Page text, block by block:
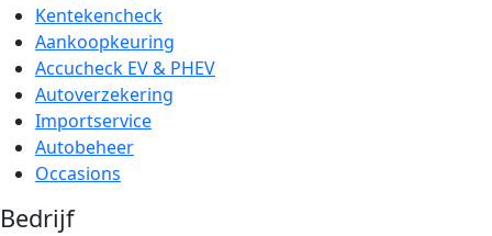
Kentekencheck
Aankoopkeuring
Accucheck EV & PHEV
Autoverzekering
Importservice
Autobeheer
Occasions
Bedrijf